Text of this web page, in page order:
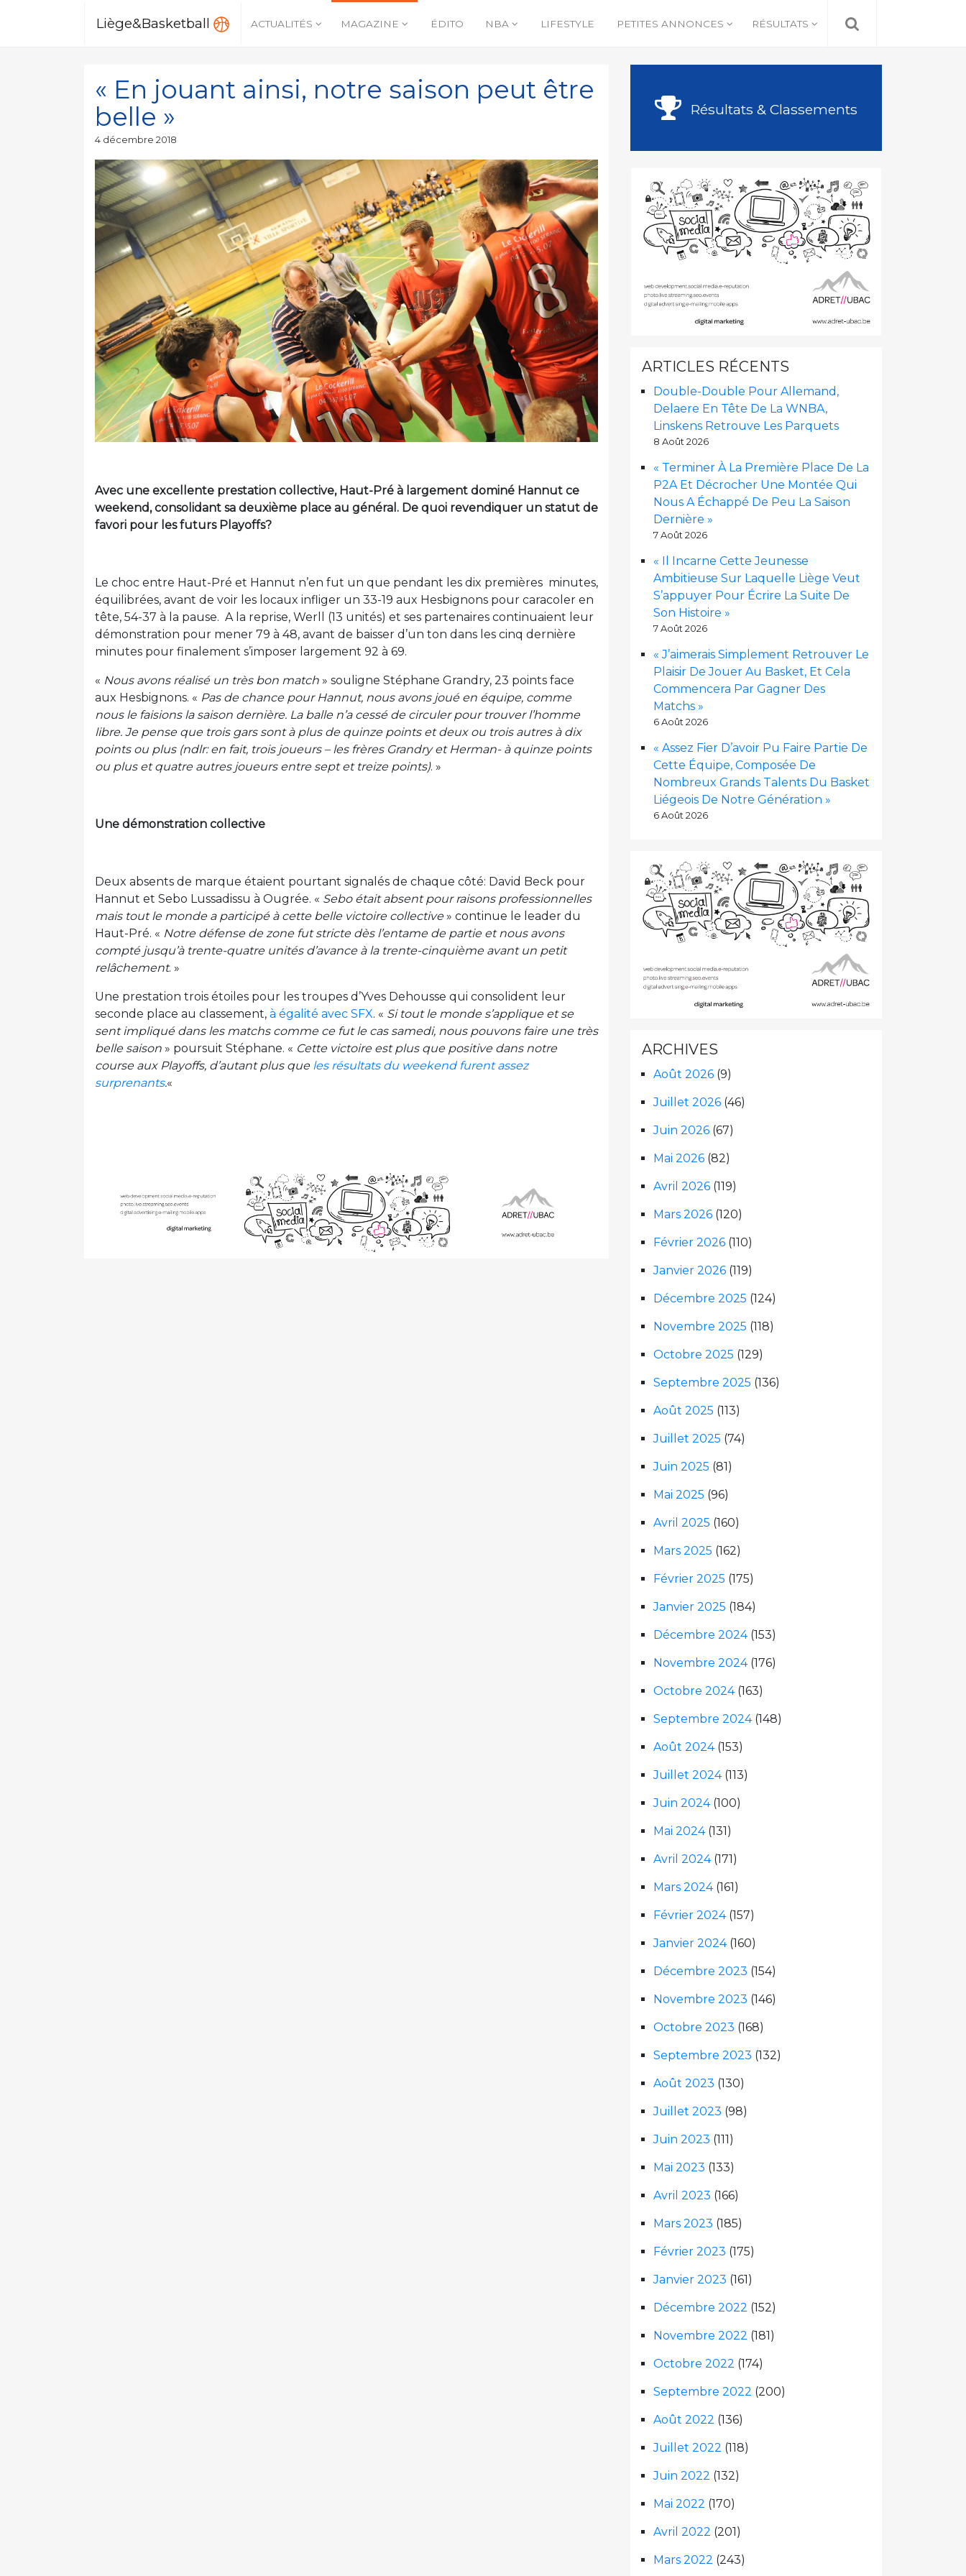
Liège&Basketball ACTUALITÉS MAGAZINE ÉDITO NBA LIFESTYLE PETITES ANNONCES RÉSULTATS
« En jouant ainsi, notre saison peut être
belle »
Publié
4 décembre 2018
Avec une excellente prestation collective, Haut-Pré à largement dominé Hannut ce
weekend, consolidant sa deuxième place au général. De quoi revendiquer un statut de
favori pour les futurs Playoffs?
Le choc entre Haut-Pré et Hannut n’en fut un que pendant les dix premières minutes,
équilibrées, avant de voir les locaux infliger un 33-19 aux Hesbignons pour caracoler en
tête, 54-37 à la pause. A la reprise, Werll (13 unités) et ses partenaires continuaient leur
démonstration pour mener 79 à 48, avant de baisser d’un ton dans les cinq dernière
minutes pour finalement s’imposer largement 92 à 69.
« Nous avons réalisé un très bon match » souligne Stéphane Grandry, 23 points face
aux Hesbignons. « Pas de chance pour Hannut, nous avons joué en équipe, comme
nous le faisions la saison dernière. La balle n’a cessé de circuler pour trouver l’homme
libre. Je pense que trois gars sont à plus de quinze points et deux ou trois autres à dix
points ou plus (ndlr: en fait, trois joueurs – les frères Grandry et Herman- à quinze points
ou plus et quatre autres joueurs entre sept et treize points). »
Une démonstration collective
Deux absents de marque étaient pourtant signalés de chaque côté: David Beck pour
Hannut et Sebo Lussadissu à Ougrée. « Sebo était absent pour raisons professionnelles
mais tout le monde a participé à cette belle victoire collective» continue le leader du
Haut-Pré. « Notre défense de zone fut stricte dès l’entame de partie et nous avons
compté jusqu’à trente-quatre unités d’avance à la trente-cinquième avant un petit
relâchement. »
Une prestation trois étoiles pour les troupes d’Yves Dehousse qui consolident leur
seconde place au classement, à égalité avec SFX. « Si tout le monde s’applique et se
sent impliqué dans les matchs comme ce fut le cas samedi, nous pouvons faire une très
belle saison » poursuit Stéphane. « Cette victoire est plus que positive dans notre
course aux Playoffs, d’autant plus que les résultats du weekend furent assez
surprenants.«
Résultats & Classements
ARTICLES RÉCENTS
Double-Double Pour Allemand,
Delaere En Tête De La WNBA,
Linskens Retrouve Les Parquets
8 Août 2026
« Terminer À La Première Place De La
P2A Et Décrocher Une Montée Qui
Nous A Échappé De Peu La Saison
Dernière »
7 Août 2026
« Il Incarne Cette Jeunesse
Ambitieuse Sur Laquelle Liège Veut
S’appuyer Pour Écrire La Suite De
Son Histoire »
7 Août 2026
« J’aimerais Simplement Retrouver Le
Plaisir De Jouer Au Basket, Et Cela
Commencera Par Gagner Des
Matchs »
6 Août 2026
« Assez Fier D’avoir Pu Faire Partie De
Cette Équipe, Composée De
Nombreux Grands Talents Du Basket
Liégeois De Notre Génération »
6 Août 2026
ARCHIVES
Août 2026 (9)
Juillet 2026 (46)
Juin 2026 (67)
Mai 2026 (82)
Avril 2026 (119)
Mars 2026 (120)
Février 2026 (110)
Janvier 2026 (119)
Décembre 2025 (124)
Novembre 2025 (118)
Octobre 2025 (129)
Septembre 2025 (136)
Août 2025 (113)
Juillet 2025 (74)
Juin 2025 (81)
Mai 2025 (96)
Avril 2025 (160)
Mars 2025 (162)
Février 2025 (175)
Janvier 2025 (184)
Décembre 2024(153)
Novembre 2024(176)
Octobre 2024(163)
Septembre 2024(148)
Août 2024(153)
Juillet 2024(113)
Juin 2024(100)
Mai 2024(131)
Avril 2024(171)
Mars 2024(161)
Février 2024(157)
Janvier 2024(160)
Décembre 2023 (154)
Novembre 2023 (146)
Octobre 2023 (168)
Septembre 2023 (132)
Août 2023 (130)
Juillet 2023 (98)
Juin 2023 (111)
Mai 2023 (133)
Avril 2023 (166)
Mars 2023 (185)
Février 2023 (175)
Janvier 2023 (161)
Décembre 2022 (152)
Novembre 2022 (181)
Octobre 2022 (174)
Septembre 2022 (200)
Août 2022 (136)
Juillet 2022 (118)
Juin 2022 (132)
Mai 2022 (170)
Avril 2022 (201)
Mars 2022 (243)